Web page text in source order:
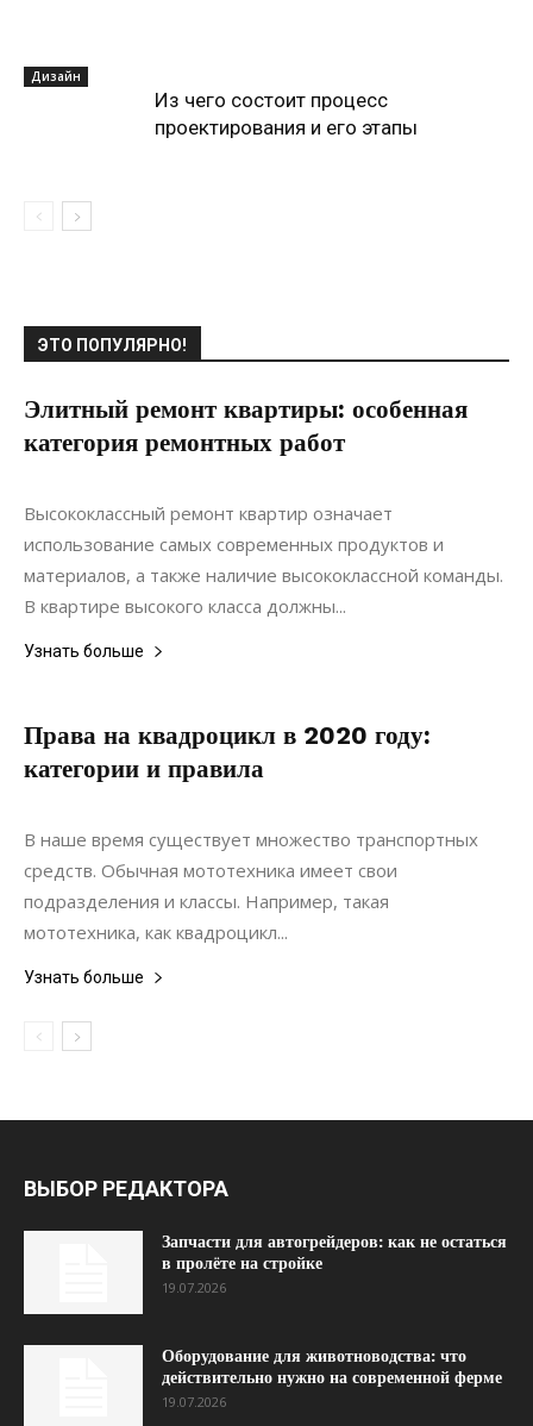
Дизайн
Из чего состоит процесс
проектирования и его этапы
ЭТО ПОПУЛЯРНО!
Элитный ремонт квартиры: особенная
категория ремонтных работ
03.01.2021
Высококлассный ремонт квартир означает
использование самых современных продуктов и
материалов, а также наличие высококлассной команды.
В квартире высокого класса должны...
Узнать больше
Права на квадроцикл в 2020 году:
категории и правила
01.10.2020
В наше время существует множество транспортных
средств. Обычная мототехника имеет свои
подразделения и классы. Например, такая
мототехника, как квадроцикл...
Узнать больше
ВЫБОР РЕДАКТОРА
Запчасти для автогрейдеров: как не остаться
в пролёте на стройке
19.07.2026
Оборудование для животноводства: что
действительно нужно на современной ферме
19.07.2026